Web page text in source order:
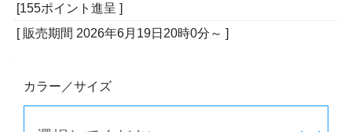
[155ポイント進呈 ]
[ 販売期間 2026年6月19日20時0分 ～ ]
カラー／サイズ